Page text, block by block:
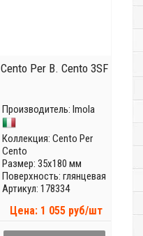
Cento Per B. Cento 3SF
Производитель: Imola
Коллекция: Cento Per
Cento
Размер: 35x180 мм
Поверхность: глянцевая
Артикул: 178334
Цена: 1 055 руб/шт